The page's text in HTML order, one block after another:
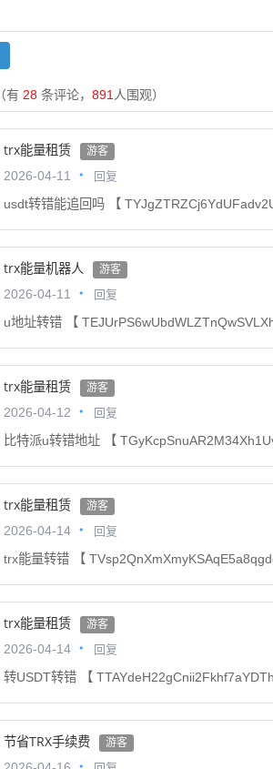
（有 28 条评论， 891人围观）
trx能量租赁 游客
2026-04-11 回复
usdt转错能追回吗 【
trx能量机器人 游客
2026-04-11 回复
u地址转错 【
trx能量租赁 游客
2026-04-12 回复
比特派u转错地址 【
trx能量租赁 游客
2026-04-14 回复
trx能量转错 【
trx能量租赁 游客
2026-04-14 回复
转USDT转错 【
节省TRX手续费 游客